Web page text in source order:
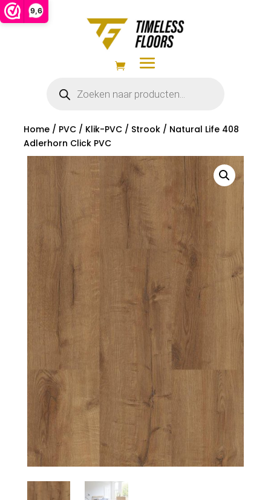
9,6
zoeken
Home/ PVC/ Klik-PVC/ Strook/ Natural Life 408
Adlerhorn Click PVC